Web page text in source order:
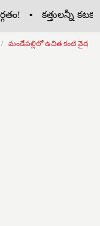
• కత్తులన్నీ
మండేపల్లిలో ఉచిత కంటి వైద్య